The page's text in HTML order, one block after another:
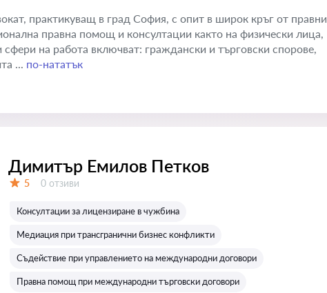
практикуващ в град София, с опит в широк кръг от правни
правна помощ и консултации както на физически лица,
на работа включват: граждански и търговски спорове,
... по-нататък
Димитър Емилов Петков
5 Отзиви:
0 отзиви
Консултации за лицензиране в чужбина
Медиация при трансгранични бизнес конфликти
Съдействие при управлението на международни договори
Правна помощ при международни търговски договори